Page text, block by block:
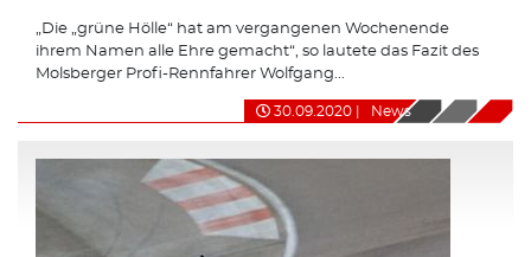
„Die „grüne Hölle“ hat am vergangenen Wochenende
ihrem Namen alle Ehre gemacht“, so lautete das Fazit des
Molsberger Profi-Rennfahrer Wolfgang...
30.09.2020 News